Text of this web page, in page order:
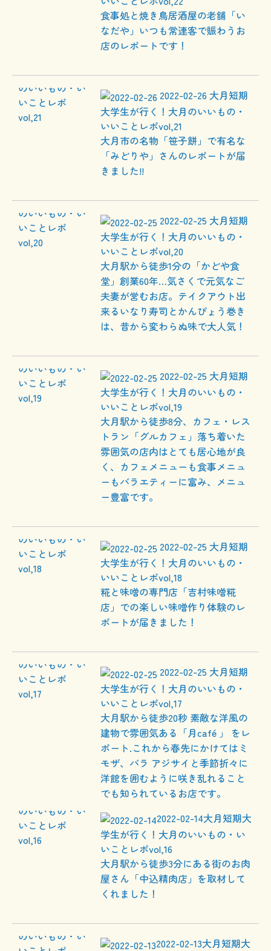
食事処と焼き鳥居酒屋の老舗「い
なだや」いつも常連客で賑わうお
店のレポートです！
2022-02-26 大月短期
大学生が行く！大月のいいもの・
いいことレポvol,21
大月市の名物「笹子餅」で有名な
「みどりや」さんのレポートが届
きました!!
2022-02-25 大月短期
大学生が行く！大月のいいもの・
いいことレポvol,20
大月駅から徒歩1分の「かどや食
堂」創業60年…気さくで元気なご
夫妻が営むお店。テイクアウト出
来るいなり寿司とかんぴょう巻き
は、昔から変わらぬ味で大人気！
2022-02-25 大月短期
大学生が行く！大月のいいもの・
いいことレポvol,19
大月駅から徒歩8分、カフェ・レス
トラン「グルカフェ」落ち着いた
雰囲気の店内はとても居心地が良
く、カフェメニューも食事メニュ
ーもバラエティーに富み、メニュ
ー豊富です。
2022-02-25 大月短期
大学生が行く！大月のいいもの・
いいことレポvol,18
糀と味噌の専門店「吉村味噌糀
店」での楽しい味噌作り体験のレ
ポートが届きました！
2022-02-25 大月短期
大学生が行く！大月のいいもの・
いいことレポvol,17
大月駅から徒歩20秒 素敵な洋風の
建物で雰囲気ある「月café 」 をレ
ポート.これから春先にかけてはミ
モザ、バラ アジサイと季節折々に
洋館を囲むように咲き乱れること
でも知られているお店です。
2022-02-14大月短期大
学生が行く！大月のいいもの・い
いことレポvol,16
大月駅から徒歩3分にある街のお肉
屋さん「中込精肉店」を取材して
くれました！
2022-02-13大月短期大